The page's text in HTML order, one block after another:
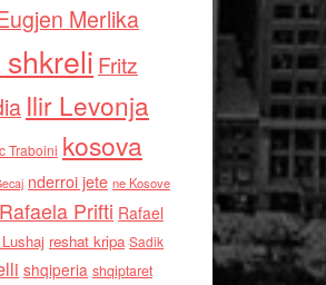
Merlika
Fritz
Ilir Levonja
Traboini kosova
nderroi jete ne Kosove
Rafaela Prifti Rafael
reshat kripa Sadik
shqiperia shqiptaret